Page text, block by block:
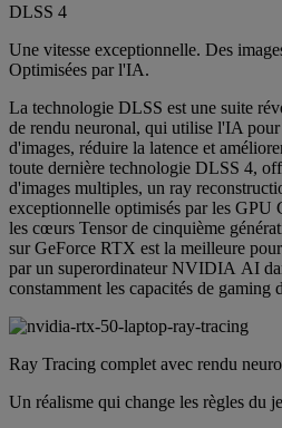
DLSS 4
Une vitesse exceptionnelle. Des
Optimisées par l'IA.
La technologie DLSS est une suite
de rendu neuronal, qui utilise l'IA
d'images, réduire la latence et
toute dernière technologie DLSS 4,
d'images multiples, un ray
exceptionnelle optimisés par les
les cœurs Tensor de cinquième
sur GeForce RTX est la meilleure
par un superordinateur NVIDIA AI
constamment les capacités de gaming
Ray Tracing complet avec rendu
Un réalisme qui change les règles du